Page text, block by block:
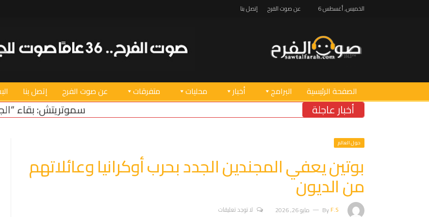
الخميس, أغسطس 6 عن صوت الفرح إتصل بنا
الصفحة الرئيسية البرامج أخبار محليات متفرقات عن صوت الفرح إتصل بنا
أخبار عاجلة سموتريتش: بقاء “الجيش الإسرائيلي” في
حول العالم
بوتين يعفي المجندين الجدد بحرب أوكرانيا وعائلاتهم
من الديون
ByF.S مايو 26, 2026 لا توجد تعليقات